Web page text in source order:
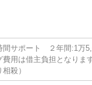
間サポート ２年間:1万
費用は借主負担となりま
殺）